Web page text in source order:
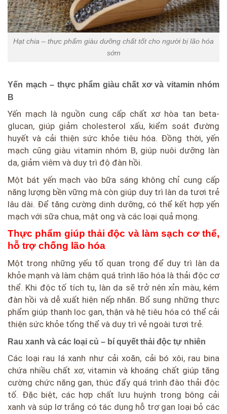
Hạt chia – thực phẩm giàu dưỡng chất tốt cho người bị lão hóa
sớm
Yến mạch – thực phẩm giàu chất xơ và vitamin nhóm
B
Yến mạch là nguồn cung cấp chất xơ hòa tan beta-
glucan, giúp giảm cholesterol xấu, kiểm soát đường
huyết và cải thiện sức khỏe tiêu hóa. Đồng thời, yến
mạch cũng giàu vitamin nhóm B, giúp nuôi dưỡng làn
da, giảm viêm và duy trì độ đàn hồi.
Một bát yến mạch vào bữa sáng không chỉ cung cấp
năng lượng bền vững mà còn giúp duy trì làn da tươi trẻ
lâu dài. Để tăng cường dinh dưỡng, có thể kết hợp yến
mạch với sữa chua, mật ong và các loại quả mọng.
Thực phẩm giúp thải độc và làm sạch cơ thể,
hỗ trợ chống lão hóa
Một trong những yếu tố quan trọng để duy trì làn da
khỏe mạnh và làm chậm quá trình lão hóa là thải độc cơ
thể. Khi độc tố tích tụ, làn da sẽ trở nên xỉn màu, kém
đàn hồi và dễ xuất hiện nếp nhăn. Bổ sung những thực
phẩm giúp thanh lọc gan, thận và hệ tiêu hóa có thể cải
thiện sức khỏe tổng thể và duy trì vẻ ngoài tươi trẻ.
Rau xanh và các loại củ – bí quyết thải độc tự nhiên
Các loại rau lá xanh như cải xoăn, cải bó xôi, rau bina
chứa nhiều chất xơ, vitamin và khoáng chất giúp tăng
cường chức năng gan, thúc đẩy quá trình đào thải độc
tố. Đặc biệt, các hợp chất lưu huỳnh trong bông cải
xanh và súp lơ trắng có tác dụng hỗ trợ gan loại bỏ các